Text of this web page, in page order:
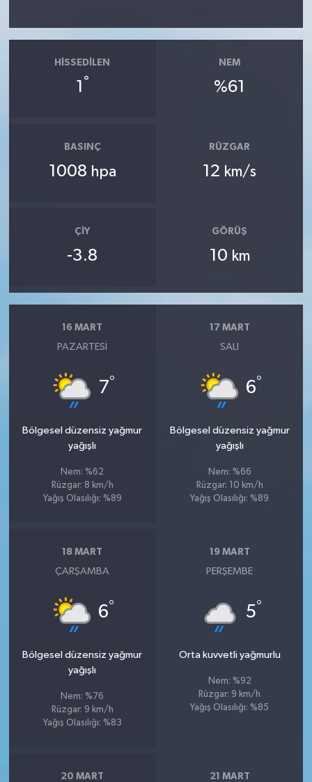
HISSEDILEN
1 °
NEM
%61
BASINÇ
1008 hpa
RÜZGAR
12 km/s
ÇIY
-3.8
GÖRÜŞ
10 km
16 MART
PAZARTESI
7°
Bölgesel düzensiz yağmur
yağışlı
Nem: %62
Rüzgar: 8 km/h
Yağış Olasılığı: %89
17 MART
SALI
6°
Bölgesel düzensiz yağmur
yağışlı
Nem: %66
Rüzgar: 10 km/h
Yağış Olasılığı: %89
18 MART
ÇARŞAMBA
6°
Bölgesel düzensiz yağmur
yağışlı
Nem: %76
Rüzgar: 9 km/h
Yağış Olasılığı: %83
19 MART
PERŞEMBE
5°
Orta kuvvetli yağmurlu
Nem: %92
Rüzgar: 9 km/h
Yağış Olasılığı: %85
20 MART 21 MART